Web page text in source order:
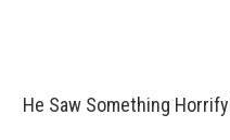
He Saw Something